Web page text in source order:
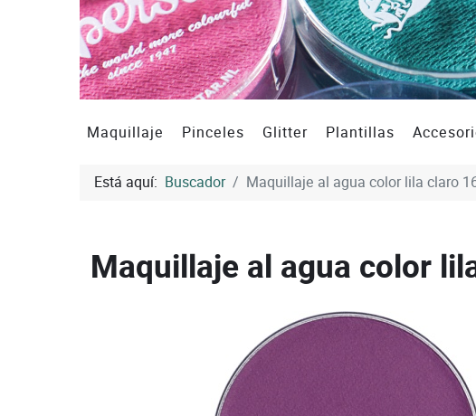
Maquillaje Pinceles Glitter Plantillas
Está aquí: Buscador Maquillaje al agua color lila claro
Maquillaje al agua color